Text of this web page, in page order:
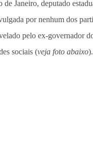
Janeiro, deputado
por nenhum dos
pelo ex-governador
sociais (veja foto abaixo).